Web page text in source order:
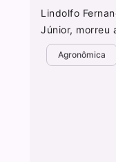
Lindolfo
Júnior, morreu
Agronômica